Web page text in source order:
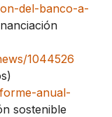
del-banco-a-
1044526
anual-
sostenible